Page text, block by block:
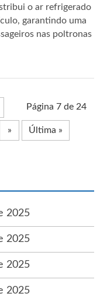
o ar refrigerado
garantindo uma
nas poltronas
Página 7 de 24
» Última »
2025
2025
2025
2025